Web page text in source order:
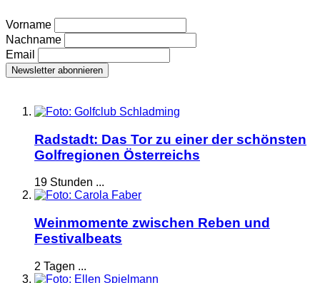
Vorname
Nachname
Email
Radstadt: Das Tor zu einer der schönsten
Golfregionen Österreichs
19 Stunden ...
Weinmomente zwischen Reben und
Festivalbeats
2 Tagen ...